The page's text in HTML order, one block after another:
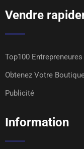
Vendre
Top100 Entrepreneures
Obtenez Votre
Publicité
Information